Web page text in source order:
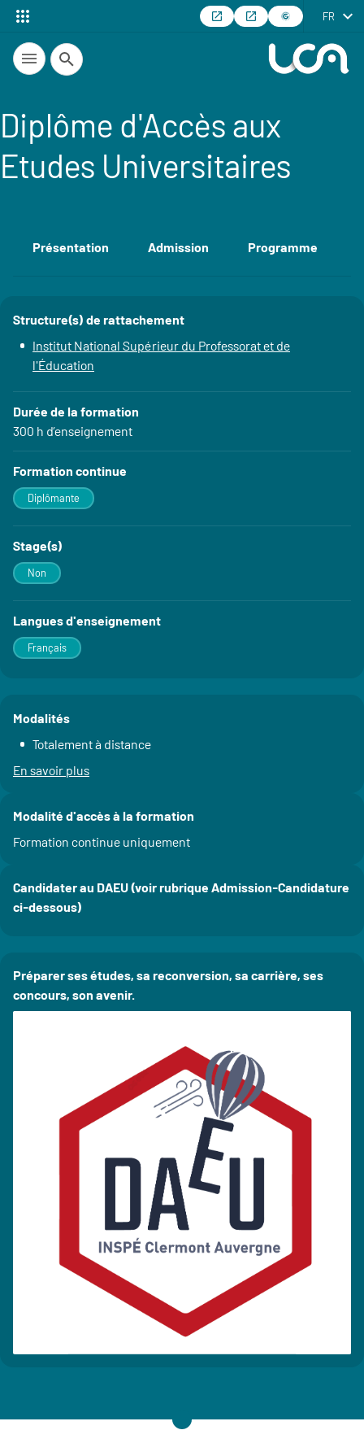
FR
Recherche
Diplôme d'Accès aux
Etudes Universitaires
Accéder aux sections de la fiche
Présentation Admission Programme
Détails
Structure(s) de rattachement
Institut National Supérieur du Professorat et de
l'Éducation
Durée de la formation
300 h d’enseignement
Formation continue
Diplômante
Stage(s)
Non
Langues d'enseignement
Français
Modalités
Totalement à distance
En savoir plus
Modalité d'accès à la formation
Formation continue uniquement
Candidater au DAEU (voir rubrique Admission-Candidature
ci-dessous)
Préparer ses études, sa reconversion, sa carrière, ses
concours, son avenir.